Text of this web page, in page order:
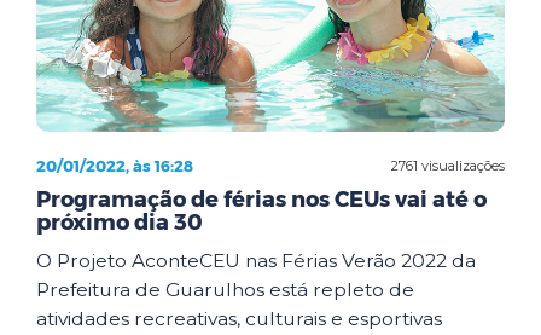
2761 visualizações
20/01/2022, às 16:28
Programação de férias nos CEUs vai até o
próximo dia 30
O Projeto AconteCEU nas Férias Verão 2022 da
Prefeitura de Guarulhos está repleto de
atividades recreativas, culturais e esportivas